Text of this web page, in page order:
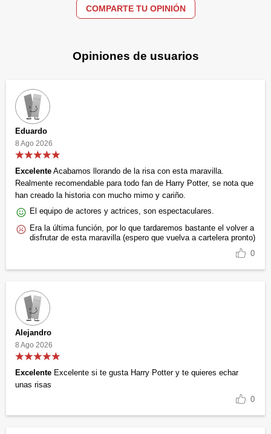
COMPARTE TU OPINIÓN
Opiniones de usuarios
Eduardo
8 Ago 2026
Excelente Acabamos llorando de la risa con esta maravilla.
Realmente recomendable para todo fan de Harry Potter, se nota que
han creado la historia con mucho mimo y cariño.
El equipo de actores y actrices, son espectaculares.
Era la última función, por lo que tardaremos bastante el volver a
disfrutar de esta maravilla (espero que vuelva a cartelera pronto)
0
Alejandro
8 Ago 2026
Excelente Excelente si te gusta Harry Potter y te quieres echar
unas risas
0